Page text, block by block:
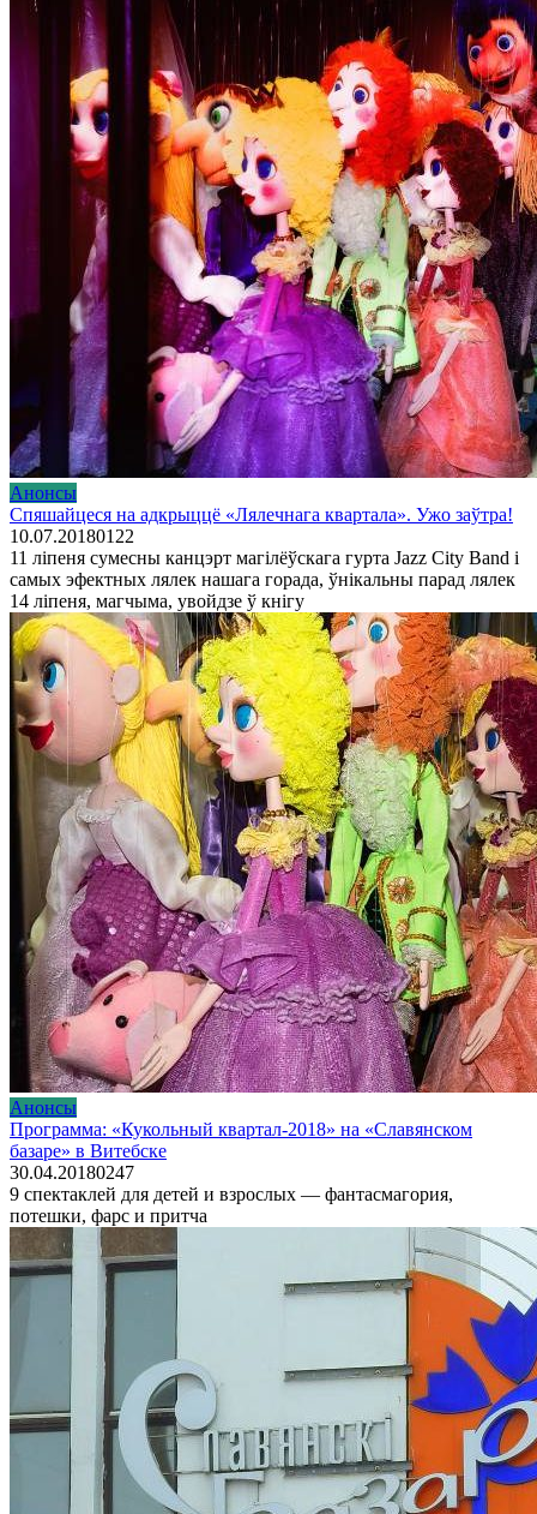
Анонсы
Спяшайцеся на адкрыццё «Лялечнага квартала». Ужо заўтра!
10.07.20180122
11 ліпеня сумесны канцэрт магілёўскага гурта Jazz City Band і
самых эфектных лялек нашага горада, ўнікальны парад лялек
14 ліпеня, магчыма, увойдзе ў кнігу
Анонсы
Программа: «Кукольный квартал-2018» на «Славянском
базаре» в Витебске
30.04.20180247
9 спектаклей для детей и взрослых — фантасмагория,
потешки, фарс и притча